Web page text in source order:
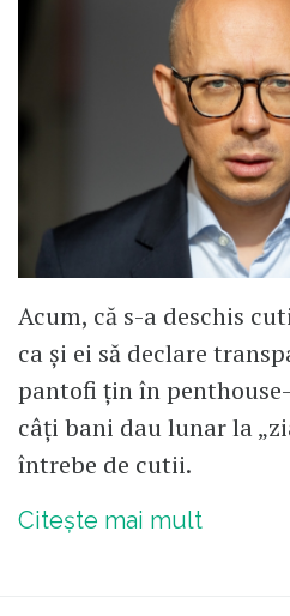
Acum, că s-a deschis
ca și ei să declare
pantofi țin în
câți bani dau lunar la
întrebe de cutii.
Citește mai mult